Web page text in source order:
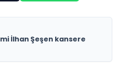
İlhan Şeşen kansere